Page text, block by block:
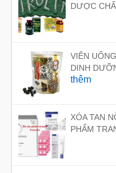
DƯỢC
VIÊN
DINH
thêm
XÓA TAN
PHẨM